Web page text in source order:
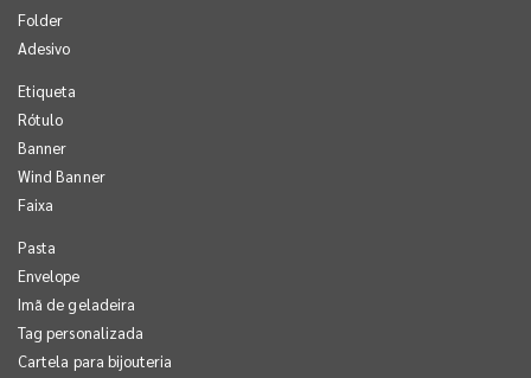
Folder
Adesivo
Etiqueta
Rótulo
Banner
Wind Banner
Faixa
Pasta
Envelope
Imã de geladeira
Tag personalizada
Cartela para bijouteria